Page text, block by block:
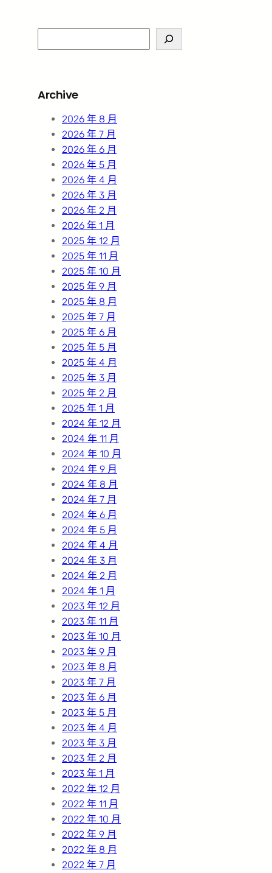
e
c
Archive
2026 年 8 月
2026 年 7 月
2026 年 6 月
2026 年 5 月
2026 年 4 月
2026 年 3 月
2026 年 2 月
2026 年 1 月
2025 年 12 月
2025 年 11 月
2025 年 10 月
2025 年 9 月
2025 年 8 月
2025 年 7 月
2025 年 6 月
2025 年 5 月
2025 年 4 月
2025 年 3 月
2025 年 2 月
2025 年 1 月
2024 年 12 月
2024 年 11 月
2024 年 10 月
2024 年 9 月
2024 年 8 月
2024 年 7 月
2024 年 6 月
2024 年 5 月
2024 年 4 月
2024 年 3 月
2024 年 2 月
2024 年 1 月
2023 年 12 月
2023 年 11 月
2023 年 10 月
2023 年 9 月
2023 年 8 月
2023 年 7 月
2023 年 6 月
2023 年 5 月
2023 年 4 月
2023 年 3 月
2023 年 2 月
2023 年 1 月
2022 年 12 月
2022 年 11 月
2022 年 10 月
2022 年 9 月
2022 年 8 月
2022 年 7 月